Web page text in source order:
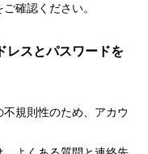
確認ください。
レスとパスワードを
規則性のため、アカウ